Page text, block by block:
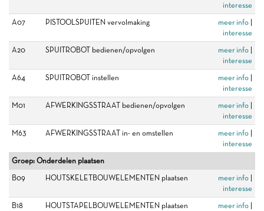
interesse
A07
PISTOOLSPUITEN vervolmaking meer info
interesse
A20
SPUITROBOT bedienen/opvolgen meer info
interesse
A64
SPUITROBOT instellen meer info
interesse
M01
AFWERKINGSSTRAAT bedienen/opvolgen meer info
interesse
M63
AFWERKINGSSTRAAT in- en omstellen meer info
interesse
Groep: Onderdelen plaatsen
B09
HOUTSKELETBOUWELEMENTEN plaatsen meer info
interesse
B18
HOUTSTAPELBOUWELEMENTEN plaatsen meer info